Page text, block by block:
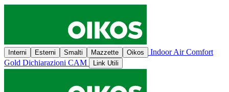
Interni Esterni Smalti Mazzette Oikos
Indoor Air Comfort
Gold Dichiarazioni CAM Link Utili